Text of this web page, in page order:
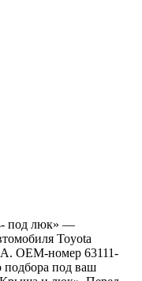
под люк» —
Toyota
OEM-номер 63111-
подбора под ваш